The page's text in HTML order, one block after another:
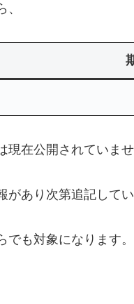
在公開されていませ
あり次第追記してい
も対象になります。